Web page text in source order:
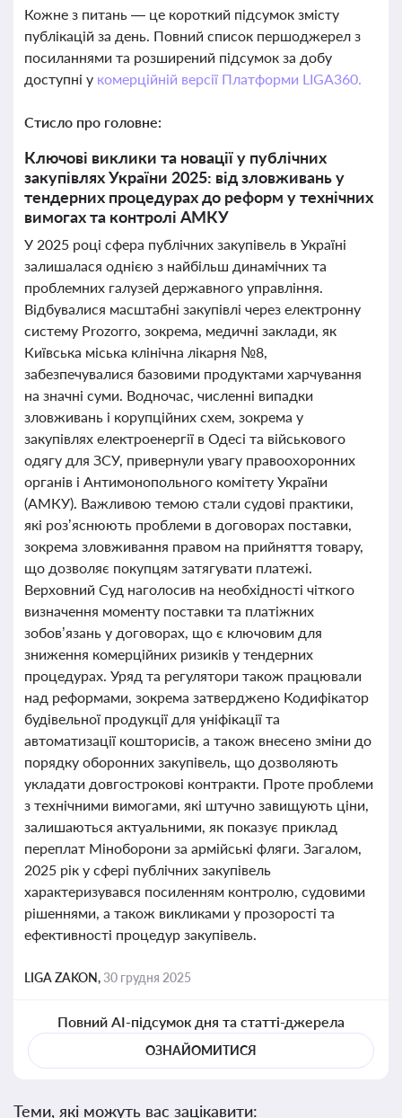
Кожне з питань — це короткий підсумок змісту
публікацій за день. Повний список першоджерел з
посиланнями та розширений підсумок за добу
доступні у комерційній версії Платформи LIGA360.
Стисло про головне:
Ключові виклики та новації у публічних
закупівлях України 2025: від зловживань у
тендерних процедурах до реформ у технічних
вимогах та контролі АМКУ
У 2025 році сфера публічних закупівель в Україні
залишалася однією з найбільш динамічних та
проблемних галузей державного управління.
Відбувалися масштабні закупівлі через електронну
систему Prozorro, зокрема, медичні заклади, як
Київська міська клінічна лікарня №8,
забезпечувалися базовими продуктами харчування
на значні суми. Водночас, численні випадки
зловживань і корупційних схем, зокрема у
закупівлях електроенергії в Одесі та військового
одягу для ЗСУ, привернули увагу правоохоронних
органів і Антимонопольного комітету України
(АМКУ). Важливою темою стали судові практики,
які роз’яснюють проблеми в договорах поставки,
зокрема зловживання правом на прийняття товару,
що дозволяє покупцям затягувати платежі.
Верховний Суд наголосив на необхідності чіткого
визначення моменту поставки та платіжних
зобов’язань у договорах, що є ключовим для
зниження комерційних ризиків у тендерних
процедурах. Уряд та регулятори також працювали
над реформами, зокрема затверджено Кодифікатор
будівельної продукції для уніфікації та
автоматизації кошторисів, а також внесено зміни до
порядку оборонних закупівель, що дозволяють
укладати довгострокові контракти. Проте проблеми
з технічними вимогами, які штучно завищують ціни,
залишаються актуальними, як показує приклад
переплат Міноборони за армійські фляги. Загалом,
2025 рік у сфері публічних закупівель
характеризувався посиленням контролю, судовими
рішеннями, а також викликами у прозорості та
ефективності процедур закупівель.
LIGA ZAKON,30 грудня 2025
Повний AI-підсумок дня та статті-джерела
ОЗНАЙОМИТИСЯ
Теми, які можуть вас зацікавити: